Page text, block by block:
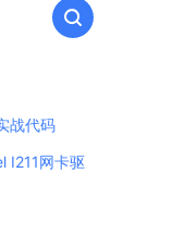
战代码
I211网卡驱